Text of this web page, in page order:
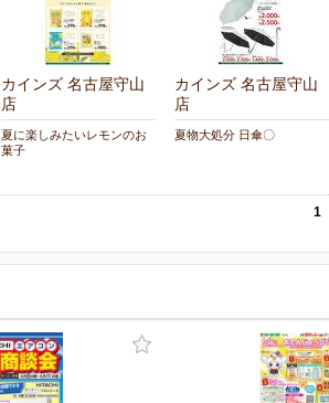
カインズ 名古屋守山
店
夏に楽しみたいレモンのお
菓子
カインズ 名古屋守山
店
夏物大処分 日傘〇
1